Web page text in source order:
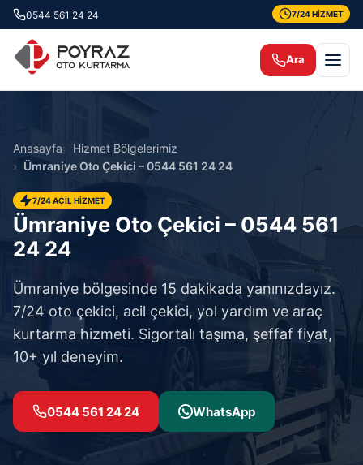
0544 561 24 24 7/24 HİZMET
Ara
Anasayfa
Hizmet Bölgelerimiz
Ümraniye Oto Çekici – 0544 561 24 24
7/24 ACİL HİZMET
Ümraniye Oto Çekici – 0544 561
24 24
Ümraniye bölgesinde 15 dakikada yanınızdayız.
7/24 oto çekici, acil çekici, yol yardım ve araç
kurtarma hizmeti. Sigortalı taşıma, şeffaf fiyat,
10+ yıl deneyim.
0544 561 24 24 WhatsApp